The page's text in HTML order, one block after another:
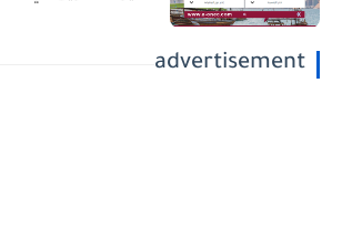
advertisement